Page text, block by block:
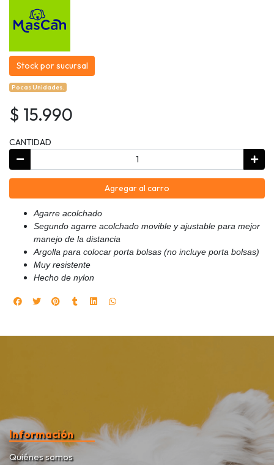
Stock por sucursal
Pocas Unidades.
$ 15.990
CANTIDAD
Agregar al carro
Agarre acolchado
Segundo agarre acolchado movible y ajustable para mejor
manejo de la distancia
Argolla para colocar porta bolsas (no incluye porta bolsas)
Muy resistente
Hecho de nylon
Información
Quiénes somos